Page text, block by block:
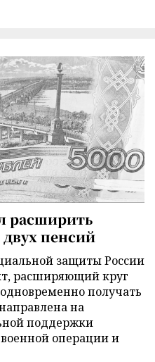
расширить
двух пенсий
защиты России
расширяющий круг
получать
на
поддержки
операции и